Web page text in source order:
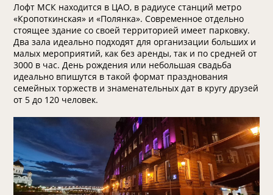
Лофт МСК находится в ЦАО, в радиусе станций метро
«Кропоткинская» и «Полянка». Современное отдельно
стоящее здание со своей территорией имеет парковку.
Два зала идеально подходят для организации больших и
малых мероприятий, как без аренды, так и по средней от
3000 в час. День рождения или небольшая свадьба
идеально впишутся в такой формат празднования
семейных торжеств и знаменательных дат в кругу друзей
от 5 до 120 человек.